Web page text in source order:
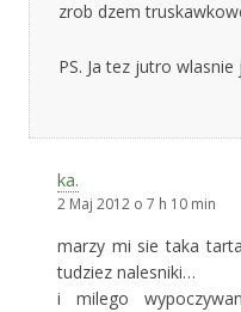
zrob dzem
PS. Ja tez jutro
ka.
2 Maj 2012 o 7 h 10 min
marzy mi sie taka
tudziez nalesniki…
i milego